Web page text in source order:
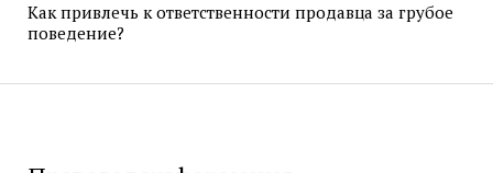
Как привлечь к ответственности продавца за грубое
поведение?